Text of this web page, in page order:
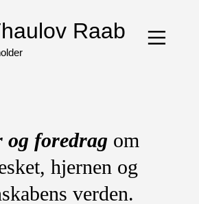
Raab
og foredrag om
hjernen og
verden.